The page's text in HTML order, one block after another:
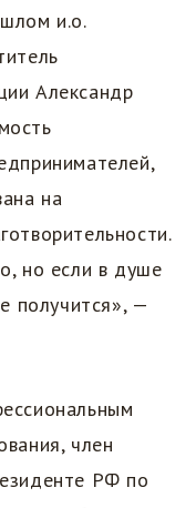
и.о.
Александр
на
но если в душе
получится», —
член
РФ по